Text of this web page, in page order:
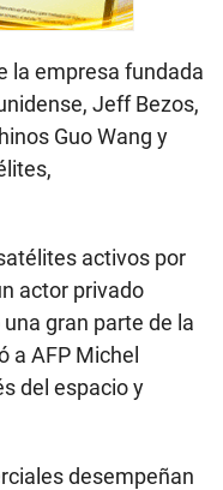
la empresa fundada
Jeff Bezos,
Guo Wang y
activos por
actor privado
gran parte de la
a AFP Michel
del espacio y
desempeñan